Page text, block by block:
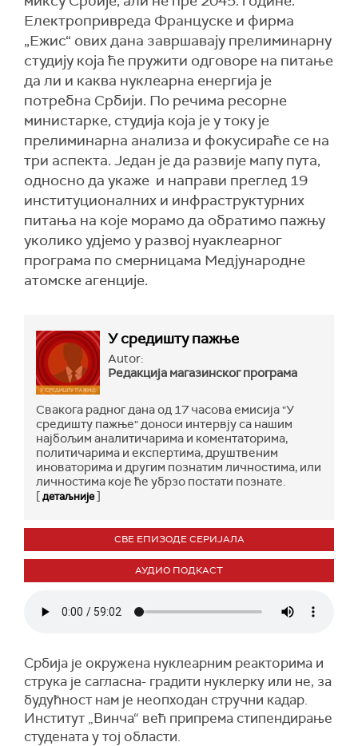
Електропривреда Француске и фирма
„Ежис“ ових дана завршавају прелиминарну
студију која ће пружити одговоре на питање
да ли и каква нуклеарна енергија је
потребна Србији. По речима ресорне
министарке, студија која је у току је
прелиминарна анализа и фокусираће се на
три аспекта. Један је да развије мапу пута,
односно да укаже и направи преглед 19
институционалних и инфраструктурних
питања на које морамо да обратимо пажњу
уколико удјемо у развој нуаклеарног
програма по смерницама Медјународне
атомске агенције.
У средишту пажње
Autor:
Редакција магазинског програма
Свакога радног дана од 17 часова емисија "У
средишту пажње" доноси интервју са нашим
најбољим аналитичарима и коментаторима,
политичарима и експертима, друштвеним
иноваторима и другим познатим личностима, или
личностима које ће убрзо постати познате.
[детаљније]
СВЕ ЕПИЗОДЕ СЕРИЈАЛА
АУДИО ПОДКАСТ
Србија је окружена нуклеарним реакторима и
струка је сагласна- градити нуклерку или не, за
будућност нам је неопходан стручни кадар.
Институт „Винча“ већ припрема стипендирање
студената у тој области.